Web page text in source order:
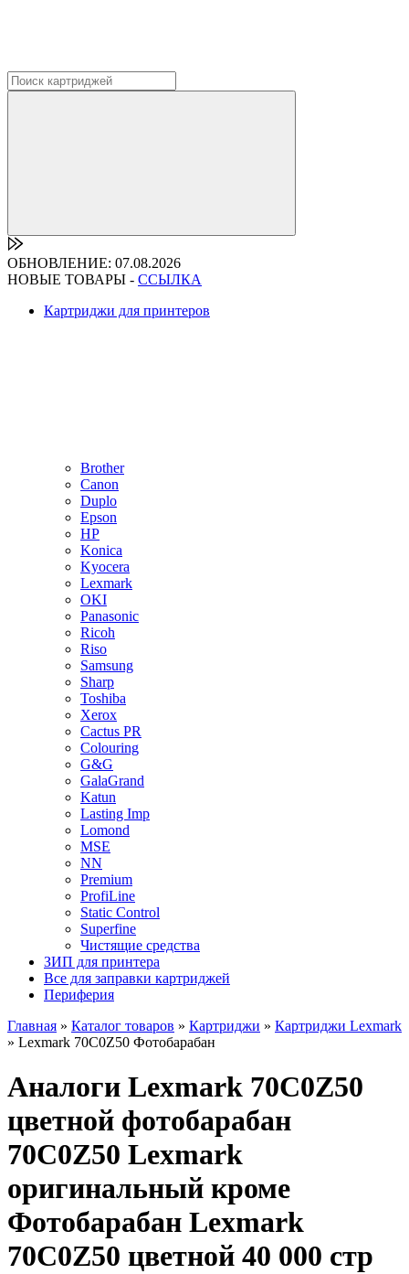
ОБНОВЛЕНИЕ: 07.08.2026
НОВЫЕ ТОВАРЫ - ССЫЛКА
Картриджи для принтеров
Brother
Canon
Duplo
Epson
HP
Konica
Kyocera
Lexmark
OKI
Panasonic
Ricoh
Riso
Samsung
Sharp
Toshiba
Xerox
Cactus PR
Colouring
G&G
GalaGrand
Katun
Lasting Imp
Lomond
MSE
NN
Premium
ProfiLine
Static Control
Superfine
Чистящие средства
ЗИП для принтера
Все для заправки картриджей
Периферия
Главная » Каталог товаров » Картриджи » Картриджи Lexmark
» Lexmark 70C0Z50 Фотобарабан
Аналоги Lexmark 70C0Z50
цветной фотобарабан
70C0Z50 Lexmark
оригинальный кроме
Фотобарабан Lexmark
70C0Z50 цветной 40 000 стр